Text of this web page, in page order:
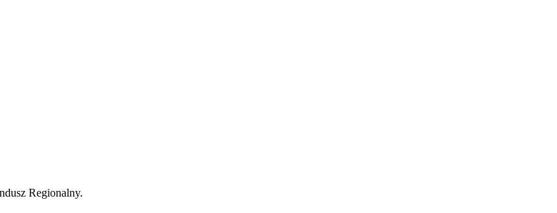
Regionalny.